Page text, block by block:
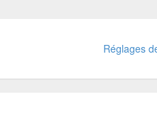
Réglages